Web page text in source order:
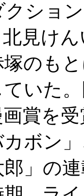
ショ
見け
のも
いた
賞を
ボン
郎」の